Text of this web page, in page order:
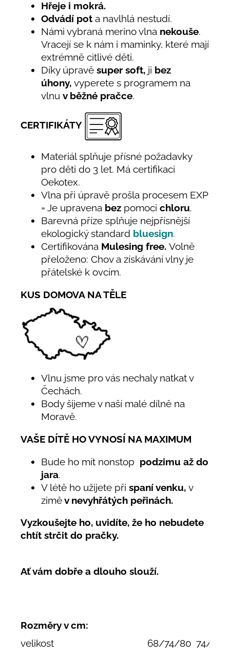
Hřeje i mokrá.
Odvádí pot a navlhlá nestudí.
Námi vybraná merino vlna nekouše.
Vracejí se k nám i maminky, které mají
extrémně citlivé děti.
Díky úpravě super soft, ji bez
úhony, vyperete s programem na
vlnu v běžné pračce.
CERTIFIKÁTY
Materiál splňuje přísné požadavky
pro děti do 3 let. Má certifikaci
Oekotex.
Vlna při úpravě prošla procesem EXP
= Je upravena bez pomoci chloru.
Barevná příze splňuje nejpřísnější
ekologický standard bluesign.
Certifikována Mulesing free. Volně
přeloženo: Chov a získávání vlny je
přátelské k ovcím.
KUS DOMOVA NA TĚLE
Vlnu jsme pro vás nechaly natkat v
Čechách.
Body šijeme v naší malé dílně na
Moravě.
VAŠE DÍTĚ HO VYNOSÍ NA MAXIMUM
Bude ho mít nonstop podzimu až do
jara.
V létě ho užijete při spaní venku, v
ziměv nevyhřátých peřinách.
Vyzkoušejte ho, uvidíte, že ho nebudete
chtít strčit do pračky.
Ať vám dobře a dlouho slouží.
Rozměry v cm:
velikost
68/74/80 74/80/